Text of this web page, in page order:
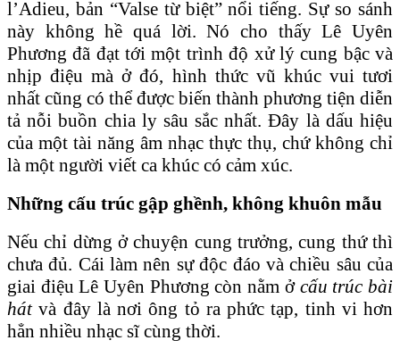
l’Adieu, bản “Valse từ biệt” nổi tiếng. Sự so sánh
này không hề quá lời. Nó cho thấy Lê Uyên
Phương đã đạt tới một trình độ xử lý cung bậc và
nhịp điệu mà ở đó, hình thức vũ khúc vui tươi
nhất cũng có thể được biến thành phương tiện diễn
tả nỗi buồn chia ly sâu sắc nhất. Đây là dấu hiệu
của một tài năng âm nhạc thực thụ, chứ không chỉ
là một người viết ca khúc có cảm xúc.
Những cấu trúc gập ghềnh, không khuôn mẫu
Nếu chỉ dừng ở chuyện cung trưởng, cung thứ thì
chưa đủ. Cái làm nên sự độc đáo và chiều sâu của
giai điệu Lê Uyên Phương còn nằm ở cấu trúc bài
hátvà đây là nơi ông tỏ ra phức tạp, tinh vi hơn
hẳn nhiều nhạc sĩ cùng thời.